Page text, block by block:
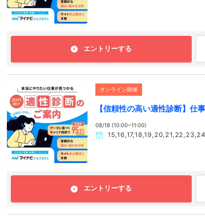
エントリーする
オンライン開催
【信頼性の高い適性診断】仕
08/18 (10:00~11:00)
エントリーする